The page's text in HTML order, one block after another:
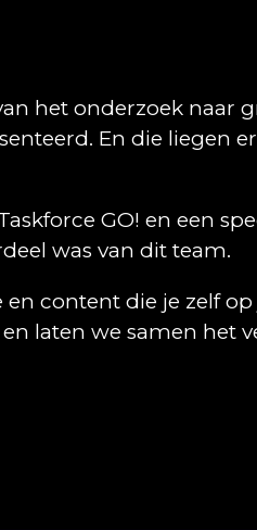
het onderzoek naar
En die liegen
GO! en een
was van dit team.
content die je zelf
laten we samen het